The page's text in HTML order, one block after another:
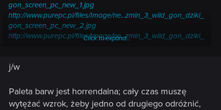
gon_screen_pc_new_1.jpg
http://www.purepc.pl/files/Image/ne...zmin_3_wild_gon_dziki_
gon_screen_pc_new_2.jpg
http://www.purepc.pl/files/Image/ne...zmin_3_wild_gon_dziki_
Click to expand...
j/w
Paleta barw jest horrendalna; cały czas muszę
wytężać wzrok, żeby jedno od drugiego odróżnić,